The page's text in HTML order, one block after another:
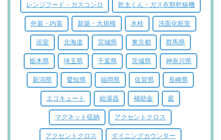
レンジフード・ガスコンロ 乾太くん・ガス衣類乾燥機
外装・内装 新築・大規模 水栓 洗面化粧室
浴室 北海道 宮城県 東京都 群馬県
栃木県 埼玉県 千葉県 茨城県 神奈川県
新潟県 愛知県 福岡県 佐賀県 長崎県
エコキュート 給湯器 補助金 庭
マグネット収納 アクセントクロス
アクセントクロス ダイニングカウンター